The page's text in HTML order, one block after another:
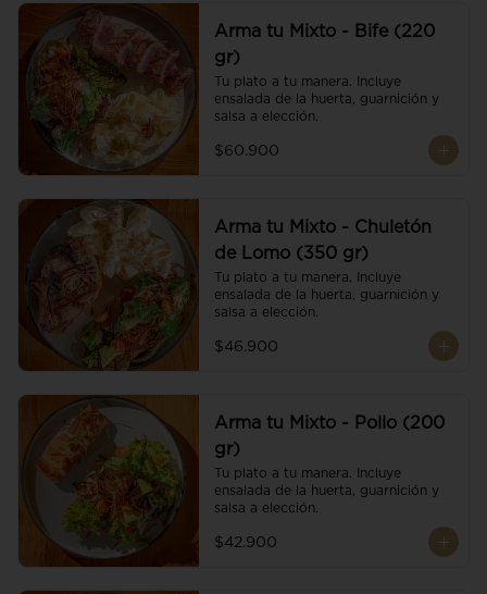
Arma tu Mixto - Bife (220
gr)
Tu plato a tu manera. Incluye
ensalada de la huerta, guarnición y
salsa a elección.
$60.900
Arma tu Mixto - Chuletón
de Lomo (350 gr)
Tu plato a tu manera. Incluye
ensalada de la huerta, guarnición y
salsa a elección.
$46.900
Arma tu Mixto - Pollo (200
gr)
Tu plato a tu manera. Incluye
ensalada de la huerta, guarnición y
salsa a elección.
$42.900